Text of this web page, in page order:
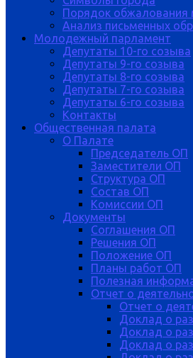
Порядок обжалования
Анализ письменных
Молодежный парламент
Депутаты 10-го созыва
Депутаты 9-го созыва
Депутаты 8-го созыва
Депутаты 7-го созыва
Депутаты 6-го созыва
Контакты
Общественная палата
О Палате
Председатель ОП
Заместители ОП
Структура ОП
Состав ОП
Комиссии ОП
Документы
Соглашения ОП
Решения ОП
Положение ОП
Планы работ ОП
Полезная
Отчет о
Отчет о
Доклад о
Доклад о
Доклад о